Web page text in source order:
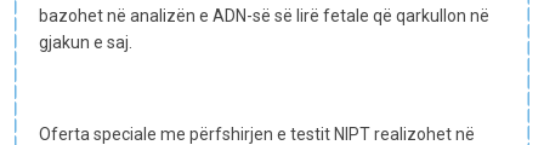
bazohet në analizën e ADN-së së lirë fetale që qarkullon në
gjakun e saj.
Oferta speciale me përfshirjen e testit NIPT realizohet në